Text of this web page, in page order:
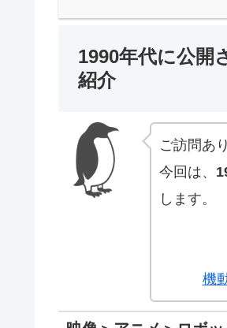
1990年代に公開
紹介
ご訪問あ
今回は、
します。
機